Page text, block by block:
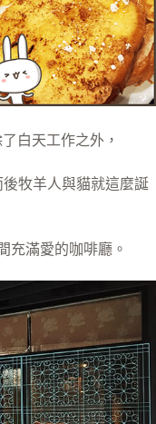
白天工作之外，
牧羊人與貓就這麼誕
充滿愛的咖啡廳。